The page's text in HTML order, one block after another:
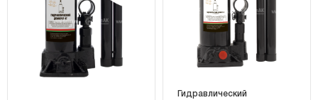
Гидравлический